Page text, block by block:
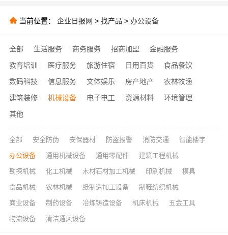
当前位置： 企业日报网 > 找产品 > 办公设备
全部 生活服务 商务服务 招商加盟
金融服务
教育培训
医疗服务 旅游住宿 日用百货
食品餐饮
数码科技
信息服务 文体娱乐 房产地产
农林牧渔
建筑装修
机械设备 电子电工 资源材料
环境管理
其他
全部 安全防伪 安保器材 防盗报警 消防交通 智能楼宇
办公设备 通用机械设备 通用零配件 建筑工程机械
勘探机械 化工机械 木材石材加工机械 印刷机械 模具
食品机械 农林机械 纸制造加工设备 制鞋纺织机械
商业设备 制药设备 冶炼铸造设备 机床机械 五金工具
物流设备 清洁通风设备